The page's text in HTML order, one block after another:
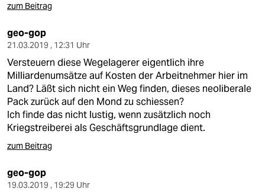
zum Beitrag
geo-gop
21.03.2019 , 12:31 Uhr
Versteuern diese Wegelagerer eigentlich ihre
Milliardenumsätze auf Kosten der Arbeitnehmer hier im
Land? Läßt sich nicht ein Weg finden, dieses neoliberale
Pack zurück auf den Mond zu schiessen?
Ich finde das nicht lustig, wenn zusätzlich noch
Kriegstreiberei als Geschäftsgrundlage dient.
zum Beitrag
geo-gop
19.03.2019 , 19:29 Uhr